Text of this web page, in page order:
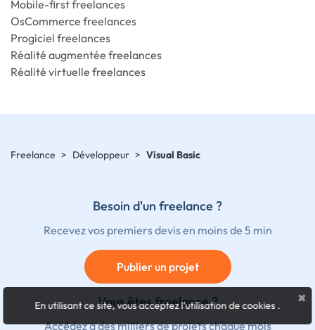
Mobile-first freelances
OsCommerce freelances
Progiciel freelances
Réalité augmentée freelances
Réalité virtuelle freelances
Freelance > Développeur > Visual Basic
Besoin d'un freelance ?
Recevez vos premiers devis en moins de 5 min
Publier un projet
Vous êtes freelance ?
Accédez à des milliers de projets chaque mois
×
En utilisant ce site, vous acceptez l'utilisation de cookies.